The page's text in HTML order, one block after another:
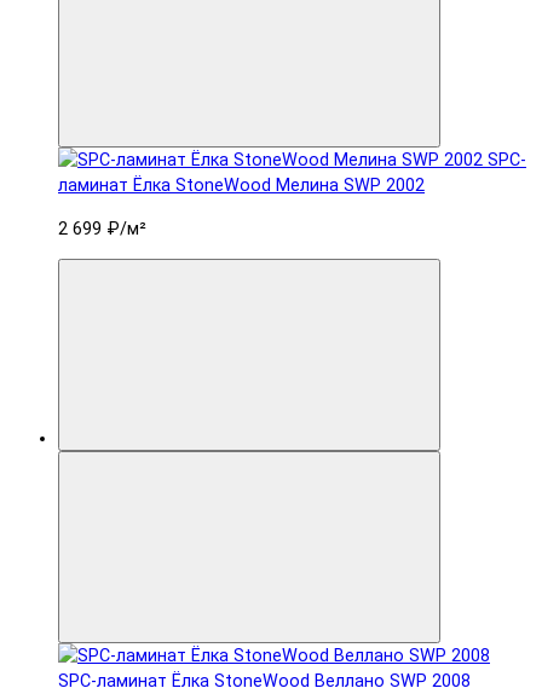
SPC-
ламинат Ëлка StoneWood Мелина SWP 2002
2 699 ₽/м²
SPC-ламинат Ëлка StoneWood Веллано SWP 2008